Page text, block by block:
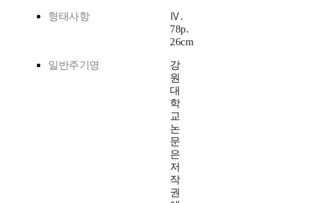
형태사항
Ⅳ.
78p.
26cm
일반주기명
강
원
대
학
교
논
문
은
저
작
권